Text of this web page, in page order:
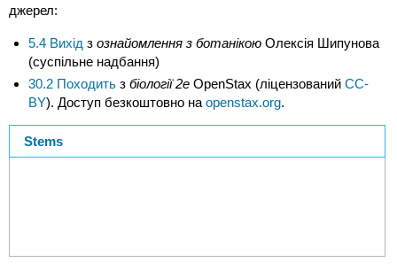
джерел:
5.4 Вихід з ознайомлення з ботанікоюОлексія Шипунова
(суспільне надбання)
30.2 Походитьз біології 2eOpenStax (ліцензований CC-
BY). Доступ безкоштовно на openstax.org.
Stems